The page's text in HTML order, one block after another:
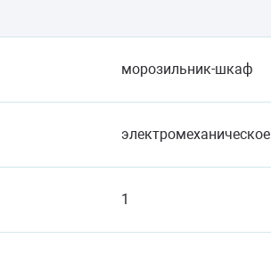
морозильник-шкаф
электромеханическое
1